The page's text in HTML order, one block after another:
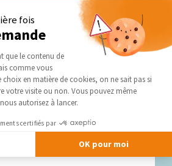
conseils et actus
rénover une charpente dans la
des signes de faiblesse ou vous
fois
du
que le contenu de
comme vous
en matière de cookies, on ne sait pas si
votre visite ou non. Vous pouvez même
autorisez à lancer.
certifiés par
OK pour moi
consent